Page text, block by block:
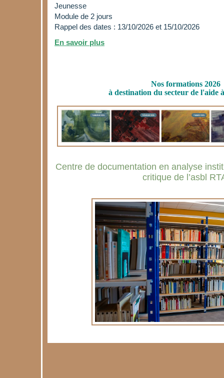
Jeunesse
Module de 2 jours
Rappel des dates : 13/10/2026 et 15/10/2026
En savoir plus
Nos formations 2026
à destination du secteur de l'aide
Centre de documentation en analyse
critique de l’asbl